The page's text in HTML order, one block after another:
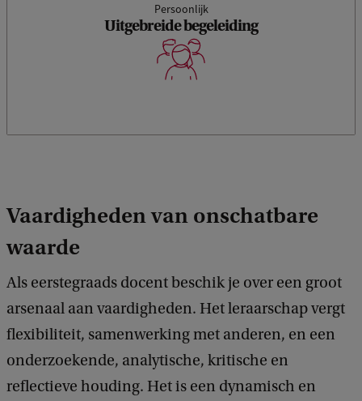
Persoonlijk
Uitgebreide begeleiding
Vaardigheden van onschatbare
waarde
Als eerstegraads docent beschik je over een groot
arsenaal aan vaardigheden. Het leraarschap vergt
flexibiliteit, samenwerking met anderen, en een
onderzoekende, analytische, kritische en
reflectieve houding. Het is een dynamisch en